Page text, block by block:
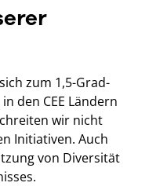
zum 1,5-Grad-
den CEE Ländern
wir nicht
Initiativen. Auch
von Diversität